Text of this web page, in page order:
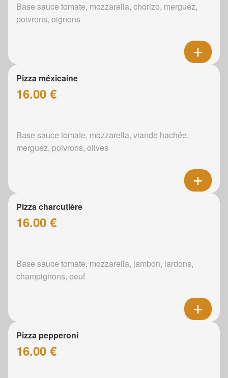
Base sauce tomate, mozzarella, chorizo, merguez,
poivrons, oignons
Pizza méxicaine
16.00 €
Base sauce tomate, mozzarella, viande hachée,
merguez, poivrons, olives
Pizza charcutière
16.00 €
Base sauce tomate, mozzarella, jambon, lardons,
champignons, oeuf
Pizza pepperoni
16.00 €